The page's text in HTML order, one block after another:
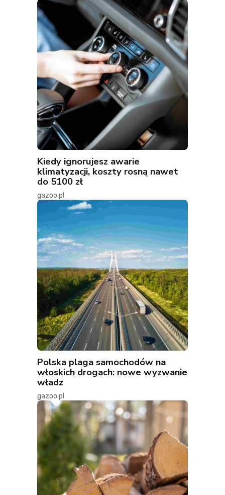
Kiedy ignorujesz awarie
klimatyzacji, koszty rosną nawet
do 5100 zł
gazoo.pl
Polska plaga samochodów na
włoskich drogach: nowe wyzwanie
władz
gazoo.pl